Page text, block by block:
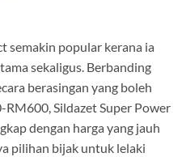
semakin popular kerana ia
sekaligus. Berbanding
berasingan yang boleh
Sildazet Super Power
dengan harga yang jauh
pilihan bijak untuk lelaki